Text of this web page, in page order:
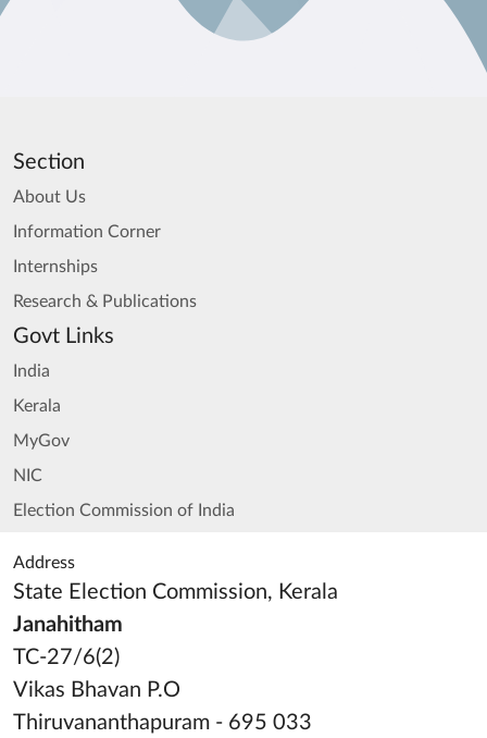
Section
About Us
Information Corner
Internships
Research & Publications
Govt Links
India
Kerala
MyGov
NIC
Election Commission of India
Address
State Election Commission, Kerala
Janahitham
TC-27/6(2)
Vikas Bhavan P.O
Thiruvananthapuram - 695 033